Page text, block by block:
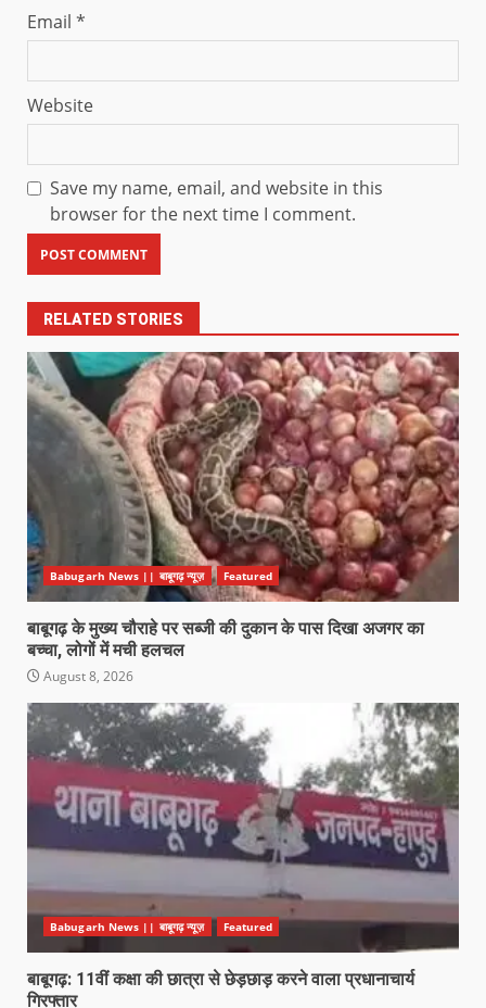
Email *
Website
Save my name, email, and website in this
browser for the next time I comment.
RELATED STORIES
Babugarh News || बाबूगढ़ न्यूज़ Featured
बाबूगढ़ के मुख्य चौराहे पर सब्जी की दुकान के पास दिखा अजगर का
बच्चा, लोगों में मची हलचल
August 8, 2026
Babugarh News || बाबूगढ़ न्यूज़ Featured
बाबूगढ़: 11वीं कक्षा की छात्रा से छेड़छाड़ करने वाला प्रधानाचार्य
गिरफ्तार